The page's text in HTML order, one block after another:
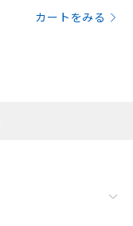
カートをみる